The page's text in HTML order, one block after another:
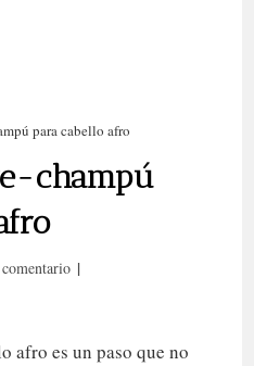
para cabello afro
champú
comentario
afro es un paso que no